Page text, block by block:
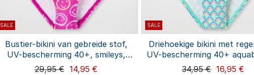
SALE
Bustier-bikini van gebreide stof,
UV-bescherming 40+, smileys,
fuchsia - aquablauw
29,95 € 14,95 €
SALE
Driehoekige bikini met
UV-bescherming 40+
Aqua
34,95 € 16,95 €